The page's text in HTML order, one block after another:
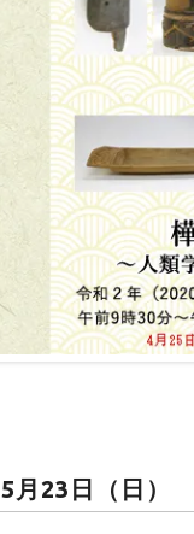
月23日（日）